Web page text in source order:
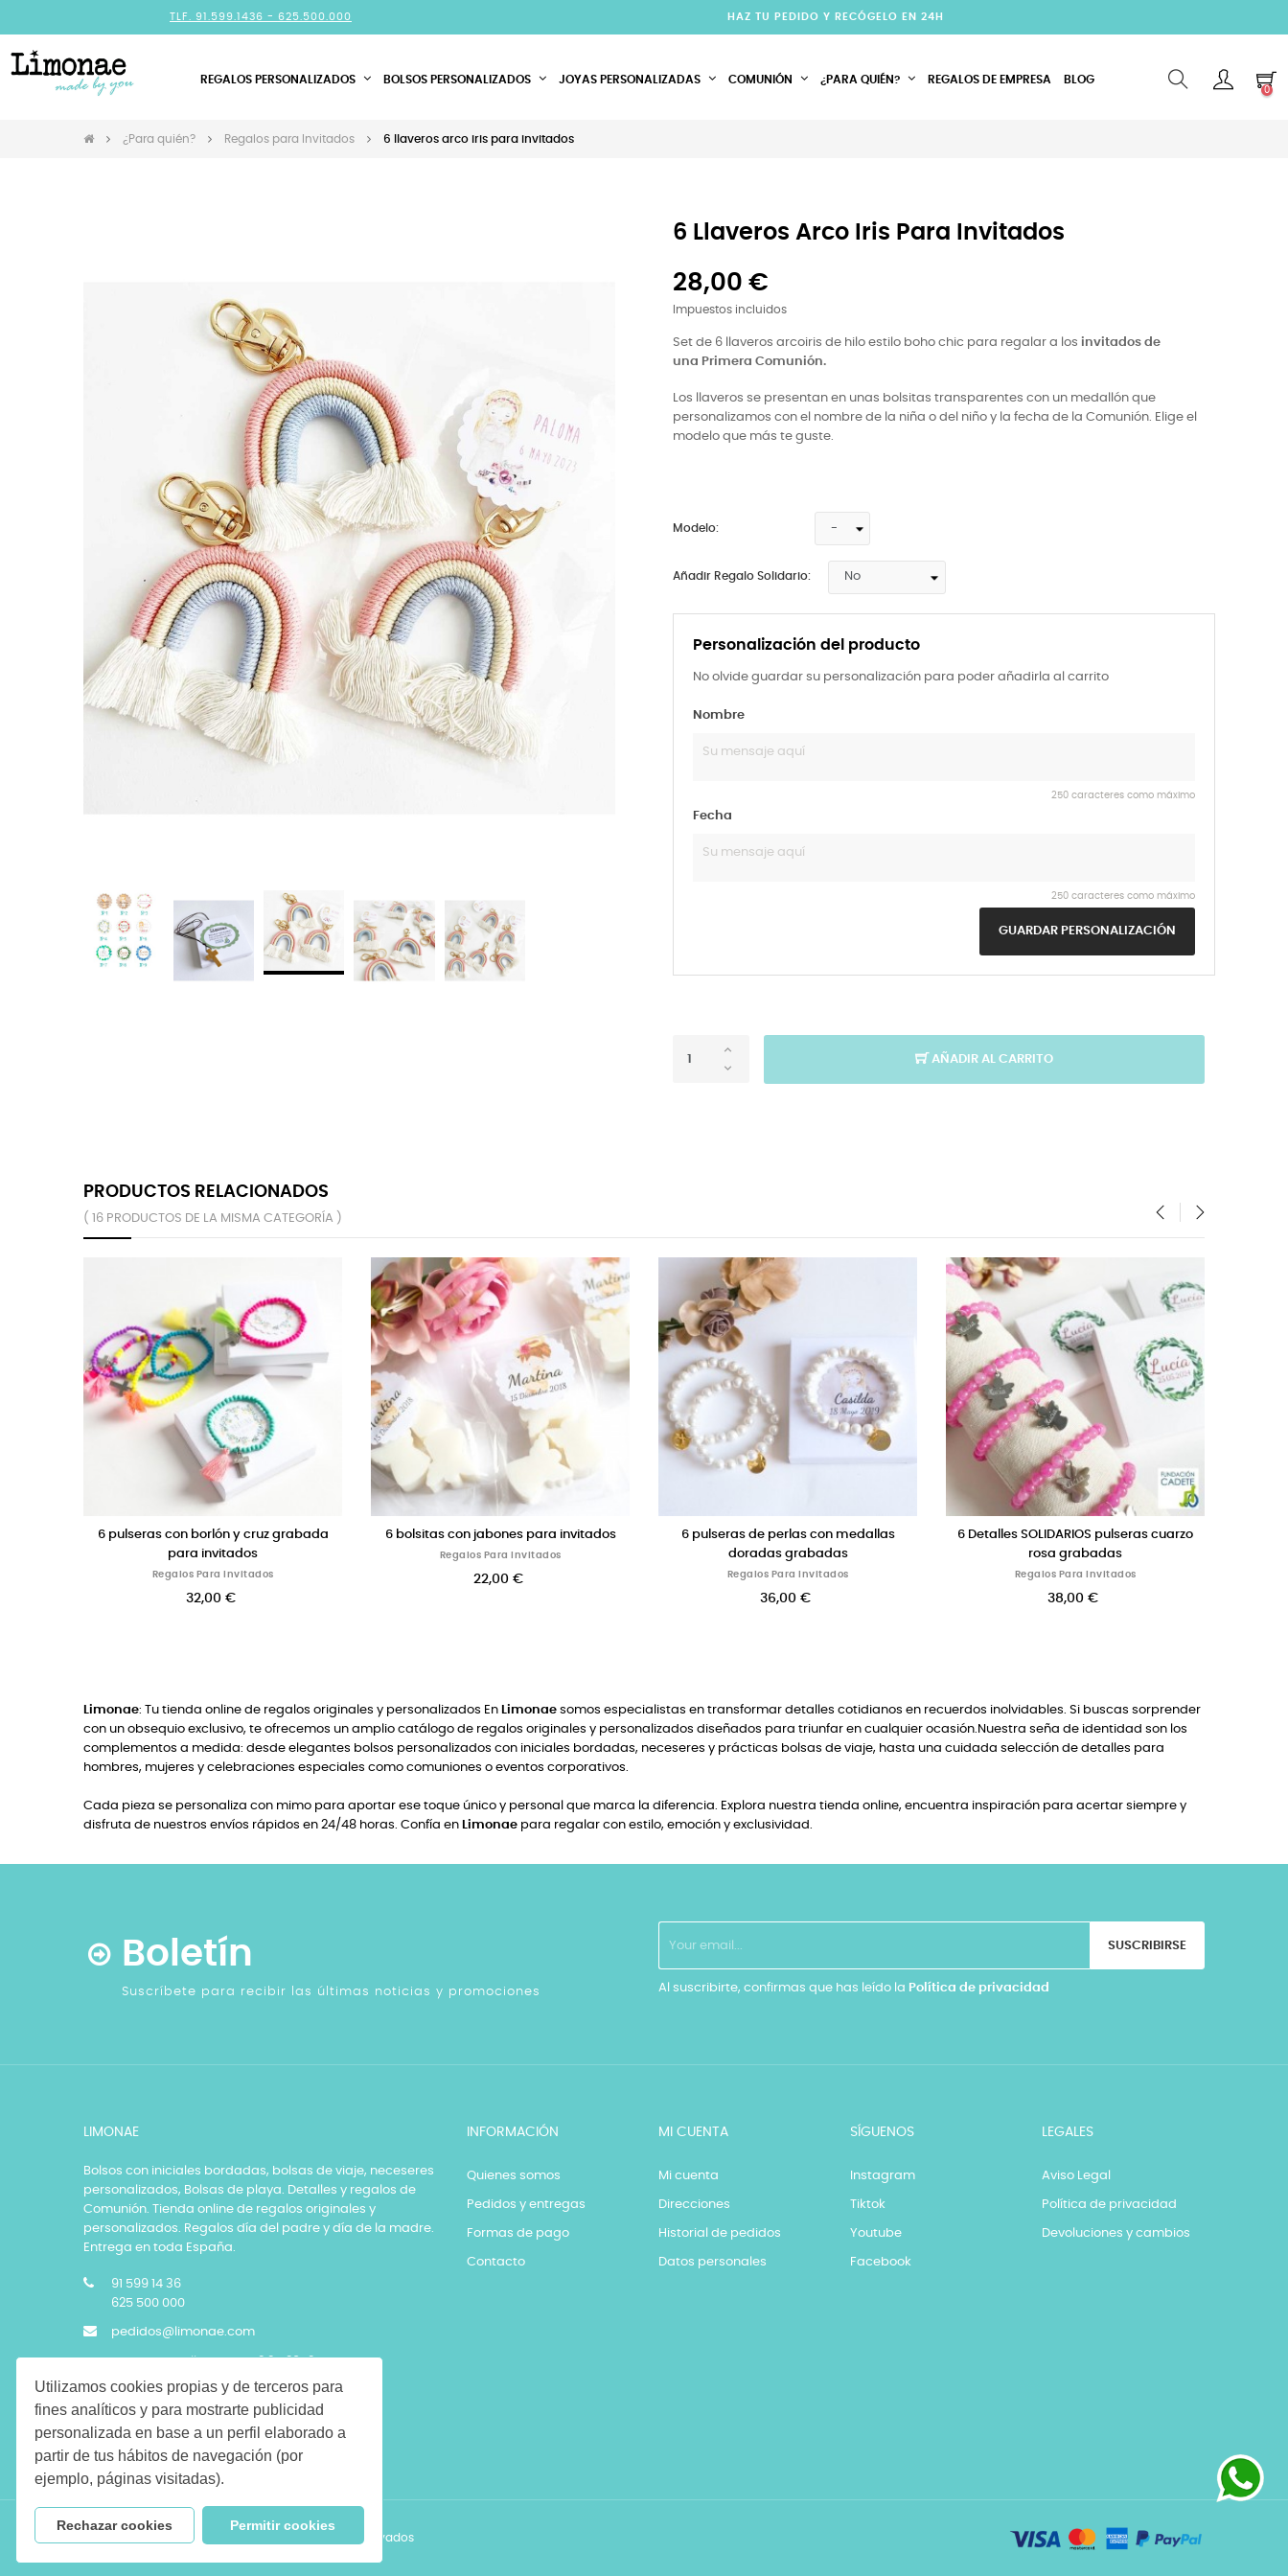
Utilizamos cookies propias y de terceros para
fines analíticos y para mostrarte publicidad
personalizada en base a un perfil elaborado a
partir de tus hábitos de navegación (por
ejemplo, páginas visitadas).
Rechazar cookies Permitir cookies
TLF. 91.599.1436 - 625.500.000 HAZ TU PEDIDO Y RECÓGELO EN 24H
REGALOS PERSONALIZADOS BOLSOS PERSONALIZADOS JOYAS PERSONALIZADAS COMUNIÓN ¿PARA QUIÉN? REGALOS DE EMPRESA BLOG
0
¿Para quién? Regalos para Invitados 6 llaveros arco iris para invitados
6 Llaveros Arco Iris Para Invitados
28,00 €
Impuestos incluidos
Set de 6 llaveros arcoiris de hilo estilo boho chic para regalar a los invitados de
una Primera Comunión.
Los llaveros se presentan en unas bolsitas transparentes con un medallón que
personalizamos con el nombre de la niña o del niño y la fecha de la Comunión. Elige el
modelo que más te guste.
Personalización del producto
No olvide guardar su personalización para poder añadirla al carrito
Nombre
250 caracteres como máximo
Fecha
250 caracteres como máximo
GUARDAR PERSONALIZACIÓN
Modelo:
Añadir Regalo Solidario:
AÑADIR AL CARRITO
PRODUCTOS RELACIONADOS
( 16 PRODUCTOS DE LA MISMA CATEGORÍA )
6 máquinas expendedoras de chuches
para invitados
Regalos Para Invitados
38,00 €
Set de 6 cruces de tela para Bautizo
Regalos Para Invitados
38,00 €
6 detalles para invitados Collares piedras
colores con medalla
Regalos Para Invitados
24,00 €
6 tarros de miel para invitados
Regalos Para Invitados
32,00 €
Limonae: Tu tienda online de regalos originales y personalizados En Limonae somos especialistas en transformar detalles cotidianos en recuerdos inolvidables. Si buscas sorprender
con un obsequio exclusivo, te ofrecemos un amplio catálogo de regalos originales y personalizados diseñados para triunfar en cualquier ocasión.Nuestra seña de identidad son los
complementos a medida: desde elegantes bolsos personalizados con iniciales bordadas, neceseres y prácticas bolsas de viaje, hasta una cuidada selección de detalles para
hombres, mujeres y celebraciones especiales como comuniones o eventos corporativos.
Cada pieza se personaliza con mimo para aportar ese toque único y personal que marca la diferencia. Explora nuestra tienda online, encuentra inspiración para acertar siempre y
disfruta de nuestros envíos rápidos en 24/48 horas. Confía en Limonae para regalar con estilo, emoción y exclusividad.
Boletín
Suscríbete para recibir las últimas noticias y promociones
SUSCRIBIRSE
Al suscribirte, confirmas que has leído la Política de privacidad
LIMONAE
Bolsos con iniciales bordadas, bolsas de viaje, neceseres
personalizados, Bolsas de playa. Detalles y regalos de
Comunión. Tienda online de regalos originales y
personalizados. Regalos día del padre y día de la madre.
Entrega en toda España.
91 599 14 36
625 500 000
pedidos@limonae.com
INFORMACIÓN
Quienes somos
Pedidos y entregas
Formas de pago
Contacto
MI CUENTA
Mi cuenta
Direcciones
Historial de pedidos
Datos personales
SÍGUENOS
Instagram
Tiktok
Youtube
Facebook
LEGALES
Aviso Legal
Política de privacidad
Devoluciones y cambios
Copyright © 2026 LIMONAE. Todos los derechos reservados